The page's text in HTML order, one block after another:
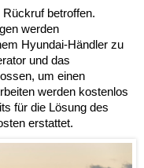
betroffen.
werden
Hyundai-Händler zu
und das
um einen
werden kostenlos
für die Lösung des
erstattet.